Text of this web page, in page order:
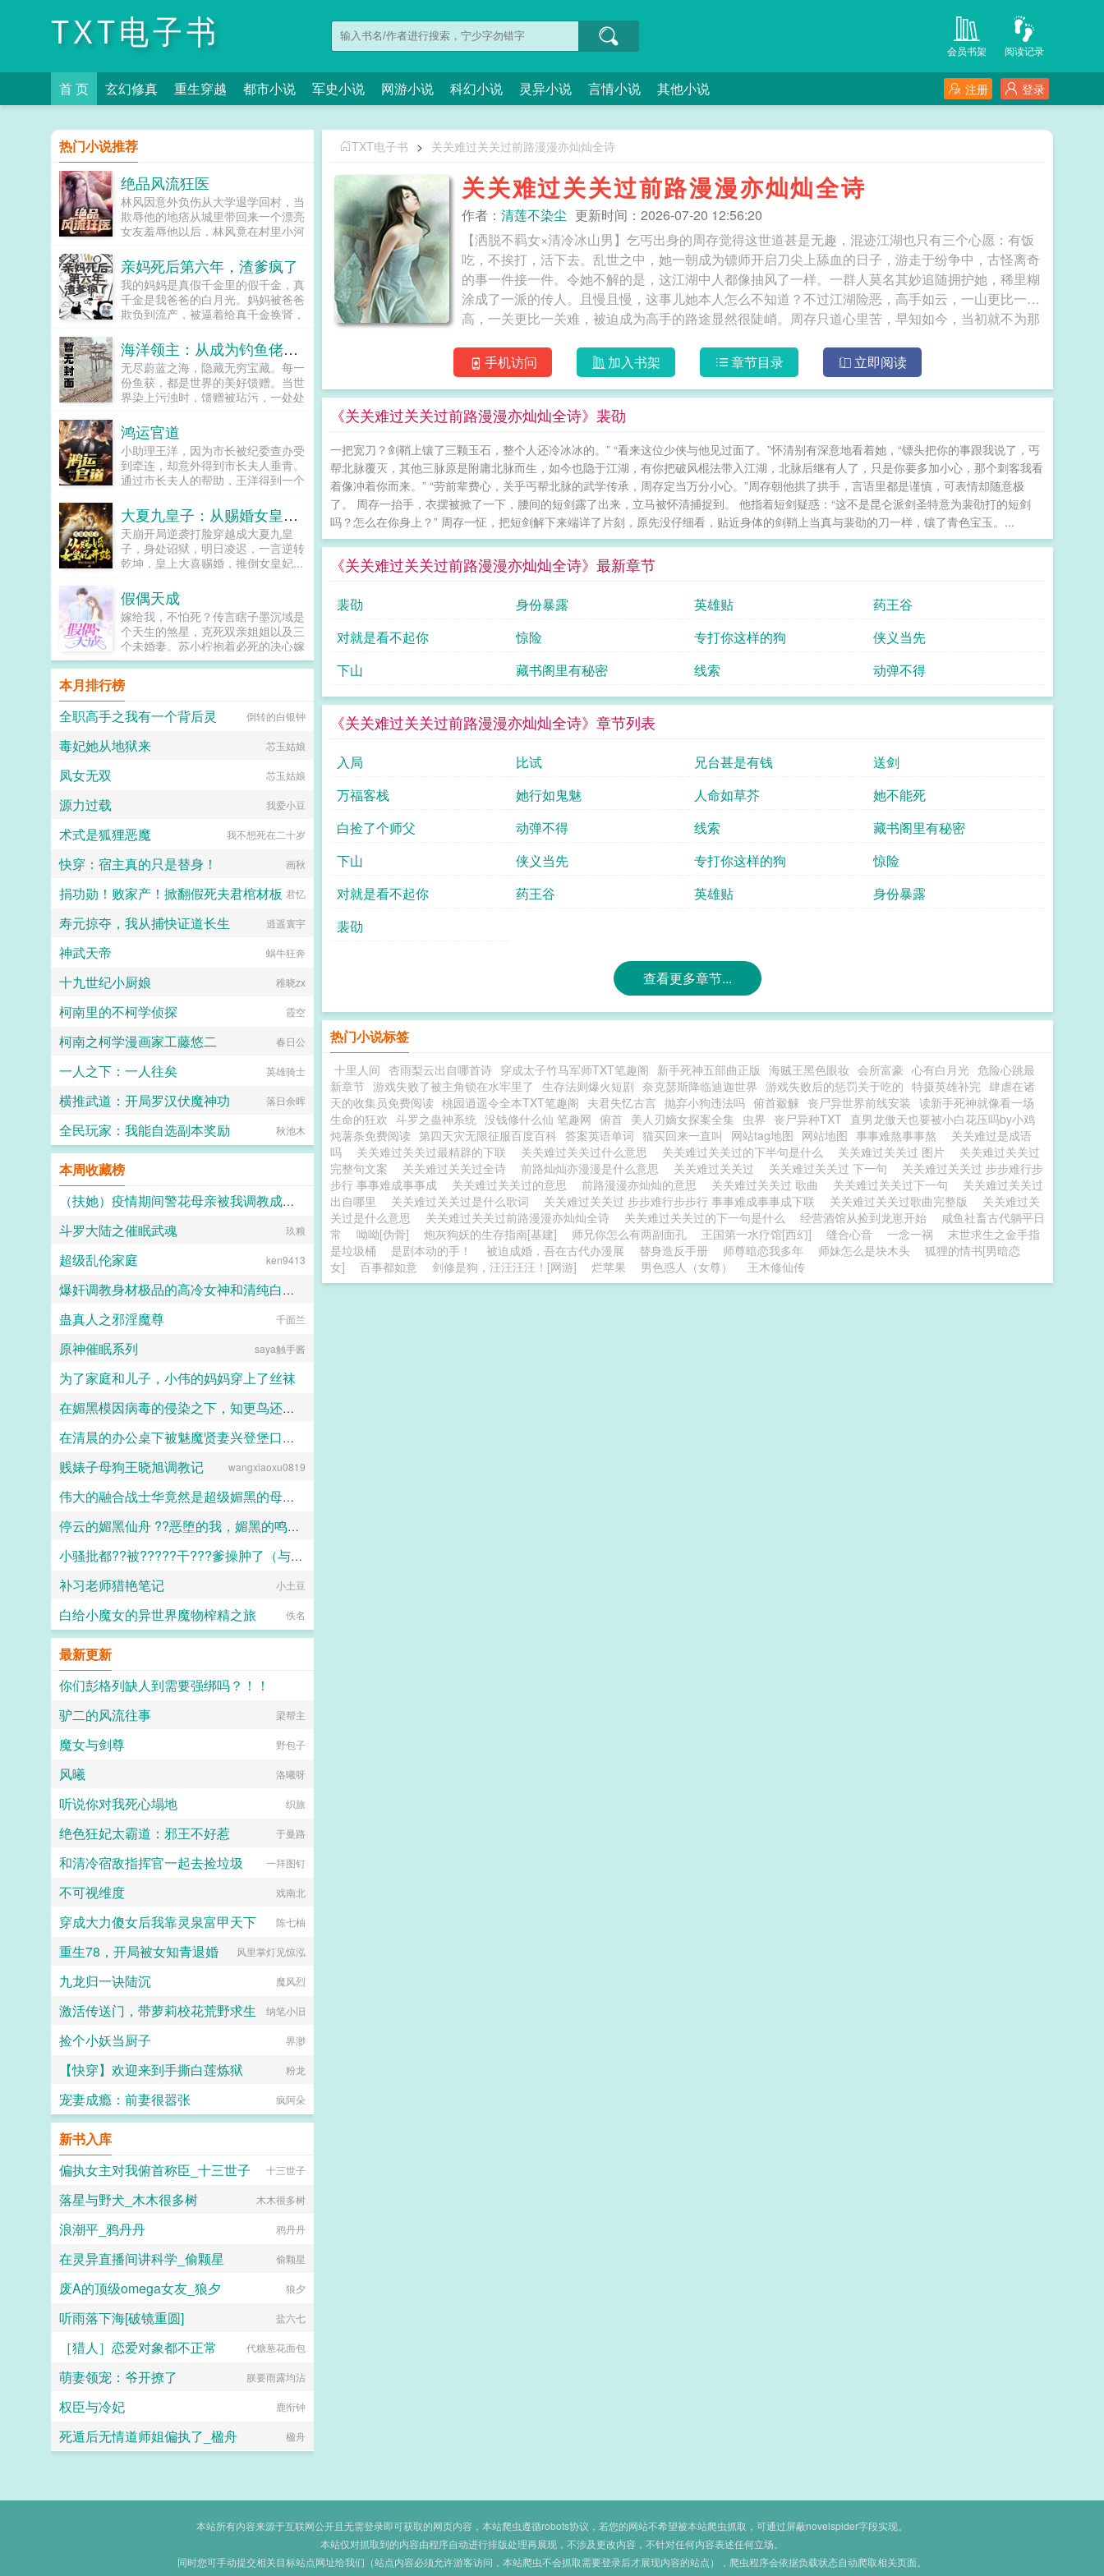
TXT电子书 阅读记录
会员书架
首 页 玄幻修真 重生穿越 都市小说 军史小说 网游小说 科幻小说 灵异小说 言情小说 其他小说 登录
注册
TXT电子书 > 关关难过关关过前路漫漫亦灿灿全诗
关关难过关关过前路漫漫亦灿灿全诗
作者： 清莲不染尘 更新时间：2026-07-20 12:56:20
【洒脱不羁女×清冷冰山男】乞丐出身的周存觉得这世道甚是无趣，混迹江湖也只有三个心愿：有饭
吃，不挨打，活下去。乱世之中，她一朝成为镖师开启刀尖上舔血的日子，游走于纷争中，古怪离奇
的事一件接一件。令她不解的是，这江湖中人都像抽风了一样。一群人莫名其妙追随拥护她，稀里糊
涂成了一派的传人。且慢且慢，这事儿她本人怎么不知道？不过江湖险恶，高手如云，一山更比一山
高，一关更比一关难，被迫成为高手的路途显然很陡峭。周存只道心里苦，早知如今，当初就不为那
——吊儿郎当。“裴劭，你给我二百两银子，我就把打狗棍法秘籍教给你，要不要考虑考虑？你得了秘
籍拿去卖也成，赚的银子分我一成就行……诶，你理理我，别整天冷着个脸，孩童见了你像撞了鬼似
的。”裴劭听着她满嘴跑火车，额头青筋直跳，没好气道：“谁说了要你的秘籍？你自己留着用吧。”周
存誓不罢休凑上来道：“多少人求着我学我都不给，这买卖不亏，赚了钱咱拿去闯荡江湖，摆平天下不
什么都好，就是穷了点；裴劭什么都好，就是冷了点——下一本写《二小姐她今天也在演》 关关难过
手机访问 加入书架 章节目录 立即阅读
《关关难过关关过前路漫漫亦灿灿全诗》裴劭
一把宽刀？剑鞘上镶了三颗玉石，整个人还冷冰冰的。” “看来这位少侠与他见过面了。”怀清别有深意地看着她，“镖头把你的事跟我说了，丐
帮北脉覆灭，其他三脉原是附庸北脉而生，如今也隐于江湖，有你把破风棍法带入江湖，北脉后继有人了，只是你要多加小心，那个刺客我看
着像冲着你而来。” “劳前辈费心，关乎丐帮北脉的武学传承，周存定当万分小心。”周存朝他拱了拱手，言语里都是谨慎，可表情却随意极
了。 周存一抬手，衣摆被掀了一下，腰间的短剑露了出来，立马被怀清捕捉到。 他指着短剑疑惑：“这不是昆仑派剑圣特意为裴劭打的短剑
吗？怎么在你身上？” 周存一怔，把短剑解下来端详了片刻，原先没仔细看，贴近身体的剑鞘上当真与裴劭的刀一样，镶了青色宝玉。...
《关关难过关关过前路漫漫亦灿灿全诗》最新章节
裴劭 身份暴露 英雄贴
药王谷
对就是看不起你
惊险 专打你这样的狗
侠义当先
下山
藏书阁里有秘密 线索 动弹不得
《关关难过关关过前路漫漫亦灿灿全诗》章节列表
入局 比试 兄台甚是有钱
送剑
万福客栈
她行如鬼魅 人命如草芥
她不能死
白捡了个师父
动弹不得 线索
藏书阁里有秘密
下山
侠义当先 专打你这样的狗
惊险
对就是看不起你
药王谷 英雄贴
身份暴露
裴劭
查看更多章节...
热门小说标签
十里人间 杏雨梨云出自哪首诗 穿成太子竹马军师TXT笔趣阁 新手死神五部曲正版 海贼王黑色眼妆 会所富豪 心有白月光 危险心跳最
新章节 游戏失败了被主角锁在水牢里了 生存法则爆火短剧 奈克瑟斯降临迪迦世界 游戏失败后的惩罚关于吃的 特摄英雄补完 肆虐在诸
天的收集员免费阅读 桃园逍遥令全本TXT笔趣阁 夫君失忆古言 抛弃小狗违法吗 俯首觳觫 丧尸异世界前线安装 读新手死神就像看一场
生命的狂欢 斗罗之蛊神系统 没钱修什么仙 笔趣网 俯首 美人刃嫡女探案全集 虫界 丧尸异种TXT 直男龙傲天也要被小白花压吗by小鸡
炖薯条免费阅读 第四天灾无限征服百度百科 答案英语单词 猫买回来一直叫 网站tag地图 网站地图 事事难熬事事熬
关关难过是成语
吗
关关难过关关过最精辟的下联 关关难过关关过什么意思 关关难过关关过的下半句是什么 关关难过关关过 图片
关关难过关关过
完整句文案
关关难过关关过全诗 前路灿灿亦漫漫是什么意思 关关难过关关过 关关难过关关过 下一句
关关难过关关过 步步难行步
步行 事事难成事事成
关关难过关关过的意思 前路漫漫亦灿灿的意思 关关难过关关过 歌曲 关关难过关关过下一句
关关难过关关过
出自哪里
关关难过关关过是什么歌词 关关难过关关过 步步难行步步行 事事难成事事成下联 关关难过关关过歌曲完整版
关关难过关
关过是什么意思
关关难过关关过前路漫漫亦灿灿全诗 关关难过关关过的下一句是什么 经营酒馆从捡到龙崽开始
咸鱼社畜古代躺平日
常
呦呦[伪骨] 炮灰狗妖的生存指南[基建] 师兄你怎么有两副面孔 王国第一水疗馆[西幻] 缝合心音 一念一祸
末世求生之金手指
是垃圾桶
是剧本动的手！ 被迫成婚，吾在古代办漫展 替身造反手册 师尊暗恋我多年 师妹怎么是块木头
狐狸的情书[男暗恋
女]
百事都如意 剑修是狗，汪汪汪汪！[网游] 烂苹果 男色惑人（女尊） 王木修仙传
热门小说推荐
绝品风流狂医
林风因意外负伤从大学退学回村，当
欺辱他的地痞从城里带回来一个漂亮
女友羞辱他以后，林风竟在村里小河
以后，且看林风嬉戏花丛，逍遥都
市！...
亲妈死后第六年，渣爹疯了
我的妈妈是真假千金里的假千金，真
千金是我爸爸的白月光。妈妈被爸爸
欺负到流产，被逼着给真千金换肾，
死了。妈妈死后第六年，爸爸突然后
悔了。他把真千金赶走，跪在坟墓前
哀求妈妈回到他的身边。所有人都认
为，她不会再回来了。只有我知道，
妈妈一直在我的身边...
海洋领主：从成为钓鱼佬开始
无尽蔚蓝之海，隐藏无穷宝藏。每一
份鱼获，都是世界的美好馈赠。当世
界染上污浊时，馈赠被玷污，一处处
灭之际，一群渔者被召唤而来。这是
渔者也是愚者的故事。浓缩版一切从
挥动鱼竿成为钓鱼佬开始。苏忘
SO？长着8只眼睛3条腿的鱼到底能
不能吃？在线等，挺急的。...
鸿运官道
小助理王洋，因为市长被纪委查办受
到牵连，却意外得到市长夫人垂青。
通过市长夫人的帮助，王洋得到一个
密。从此，王洋官运亨通，红颜不
断，从小助理一路扶摇而上，直入云
霄！...
大夏九皇子：从赐婚女皇妃开始
天崩开局逆袭打脸穿越成大夏九皇
子，身处诏狱，明日凌迟，一言逆转
乾坤，皇上大喜赐婚，推倒女皇妃...
假偶天成
嫁给我，不怕死？传言瞎子墨沉域是
个天生的煞星，克死双亲姐姐以及三
个未婚妻。苏小柠抱着必死的决心嫁
给他。本以为婚后是她照顾他，却没
想到，她被他宠上了天。他说，她是
我的女人，只有我可以欺负。他说，
谁敢动我的女人，我让他生不如死。
他还说，我的女人要给我生一堆孩
本月排行榜
全职高手之我有一个背后灵
倒转的白银钟
毒妃她从地狱来 芯玉姑娘
凤女无双 芯玉姑娘
源力过载 我爱小豆
术式是狐狸恶魔 我不想死在二十岁
快穿：宿主真的只是替身！ 画秋
捐功勋！败家产！掀翻假死夫君棺材板 君忆
寿元掠夺，我从捕快证道长生 逍遥寰宇
神武天帝 蜗牛狂奔
十九世纪小厨娘 稚晓zx
柯南里的不柯学侦探 霞空
柯南之柯学漫画家工藤悠二 春日公
一人之下：一人往矣 英雄骑士
横推武道：开局罗汉伏魔神功 落日余晖
全民玩家：我能自选副本奖励 秋池木
本周收藏榜
（扶她）疫情期间警花母亲被我调教成三洞全开的肉便器母狗
霜染official
斗罗大陆之催眠武魂 玖粮
超级乱伦家庭 ken9413
爆奸调教身材极品的高冷女神和清纯白袜甜妹留学生，射满她们的鞋柜里的高跟鞋和小皮鞋
ni1l
蛊真人之邪淫魔尊 千面兰
原神催眠系列 saya触手酱
为了家庭和儿子，小伟的妈妈穿上了丝袜
daokee
在媚黑模因病毒的侵染之下，知更鸟还是恶堕成了黑爹的媚黑母猪
人头木321
在清晨的办公桌下被魅魔贤妻兴登堡口交，夜晚在宴会厅角落的鞋交
火锅气候
贱婊子母狗王晓旭调教记 wangxiaoxu0819
伟大的融合战士华竟然是超级媚黑的母猪便器这件事
嘿嘿嘿
停云的媚黑仙舟 ??恶堕的我，媚黑的鸣火首席以及仙舟??
露露
小骚批都??被?????干???爹操肿了（与狼共枕）
百无禁忌
补习老师猎艳笔记 小土豆
白给小魔女的异世界魔物榨精之旅 佚名
最新更新
你们彭格列缺人到需要强绑吗？！！
忍人型比格大将
驴二的风流往事 梁帮主
魔女与剑尊 野包子
风曦 洛曦呀
听说你对我死心塌地 织旅
绝色狂妃太霸道：邪王不好惹 于曼路
和清冷宿敌指挥官一起去捡垃圾 一拜图钉
不可视维度 戏南北
穿成大力傻女后我靠灵泉富甲天下 陈七柚
重生78，开局被女知青退婚 风里掌灯见惊泓
九龙归一诀陆沉 魔风烈
激活传送门，带萝莉校花荒野求生 纳笔小旧
捡个小妖当厨子 界渺
【快穿】欢迎来到手撕白莲炼狱 粉龙
宠妻成瘾：前妻很嚣张 疯阿朵
新书入库
偏执女主对我俯首称臣_十三世子
十三世子
落星与野犬_木木很多树 木木很多树
浪潮平_鸦丹丹 鸦丹丹
在灵异直播间讲科学_偷颗星 偷颗星
废A的顶级omega女友_狼夕 狼夕
听雨落下海[破镜重圆] 盐六七
［猎人］恋爱对象都不正常 代糖葱花面包
萌妻领宠：爷开撩了 朕要雨露均沾
权臣与冷妃 鹿衔钟
死遁后无情道师姐偏执了_楹舟 楹舟
本站所有内容来源于互联网公开且无需登录即可获取的网页内容，本站爬虫遵循robots协议，若您的网站不希望被本站爬虫抓取，可通过屏蔽novelspider字段实现。
本站仅对抓取到的内容由程序自动进行排版处理再展现，不涉及更改内容，不针对任何内容表述任何立场。
同时您可手动提交相关目标站点网址给我们（站点内容必须允许游客访问，本站爬虫不会抓取需要登录后才展现内容的站点），爬虫程序会依据负载状态自动爬取相关页面。